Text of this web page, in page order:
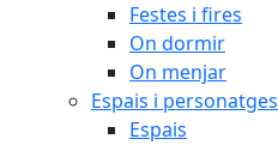
Festes i fires
On dormir
On menjar
Espais i personatges
Espais